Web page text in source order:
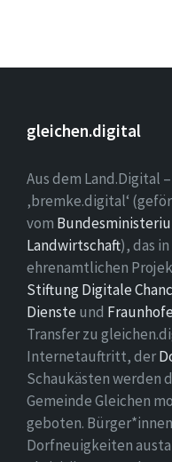
gleichen.digital
Aus dem Land.Digital
‚bremke.digital‘
vom
Landwirtschaft), das
ehrenamtlichen
Stiftung Digitale
Dienste und
Transfer zu
Internetauftritt, der
Schaukästen werden
Gemeinde Gleichen
geboten.
Dorfneuigkeiten